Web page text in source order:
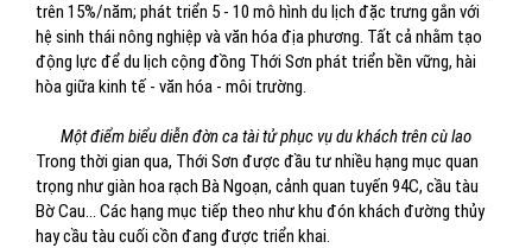
trên 15%/năm; phát triển 5 - 10 mô hình du lịch đặc trưng gắn với
hệ sinh thái nông nghiệp và văn hóa địa phương. Tất cả nhằm tạo
động lực để du lịch cộng đồng Thới Sơn phát triển bền vững, hài
hòa giữa kinh tế - văn hóa - môi trường.
Một điểm biểu diễn đờn ca tài tử phục vụ du khách trên cù lao
Trong thời gian qua, Thới Sơn được đầu tư nhiều hạng mục quan
trọng như giàn hoa rạch Bà Ngoạn, cảnh quan tuyến 94C, cầu tàu
Bờ Cau… Các hạng mục tiếp theo như khu đón khách đường thủy
hay cầu tàu cuối cồn đang được triển khai.